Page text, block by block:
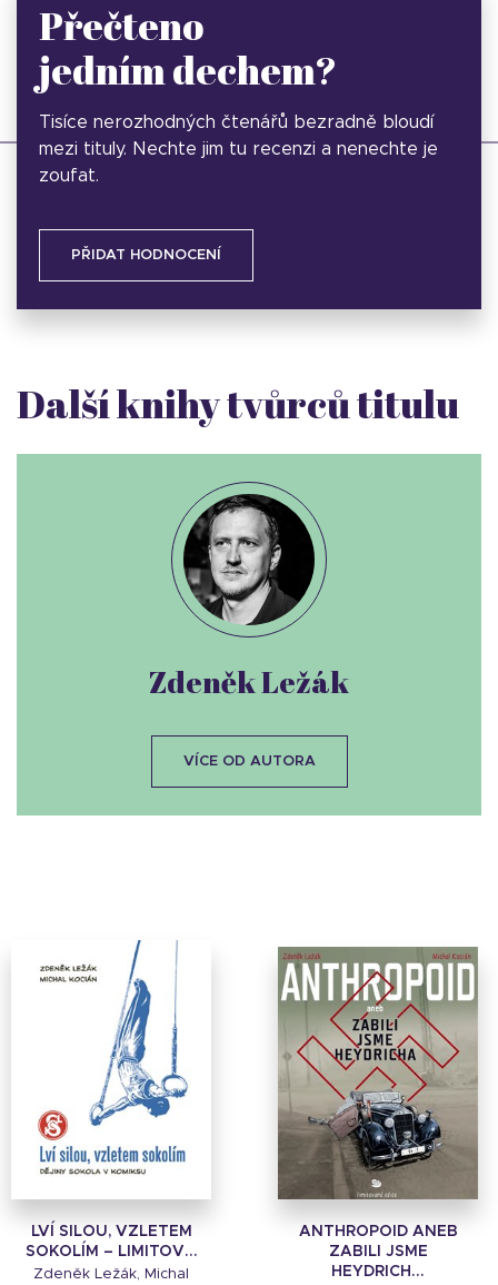
Přečteno
jedním dechem?
Tisíce nerozhodných čtenářů bezradně bloudí
mezi tituly. Nechte jim tu recenzi a nenechte je
zoufat.
PŘIDAT HODNOCENÍ
Další knihy tvůrců titulu
LVÍ SILOU, VZLETEM
SOKOLÍM – LIMITOV...
Zdeněk Ležák, Michal
ANTHROPOID ANEB
ZABILI JSME
HEYDRICH...
Zdeněk Ležák
VÍCE OD AUTORA